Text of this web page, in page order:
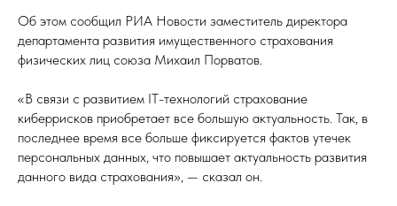
Об этом сообщил РИА Новости заместитель директора
департамента развития имущественного страхования
физических лиц союза Михаил Порватов.
«В связи с развитием IT-технологий страхование
киберрисков приобретает все большую актуальность. Так, в
последнее время все больше фиксируется фактов утечек
персональных данных, что повышает актуальность развития
данного вида страхования», — сказал он.